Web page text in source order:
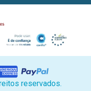
reservados.